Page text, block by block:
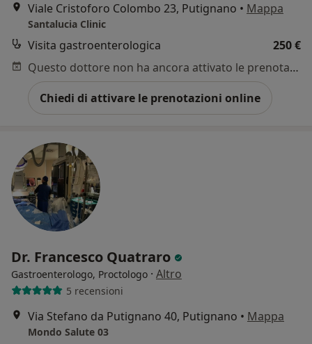
Viale Cristoforo Colombo 23, Putignano • Mappa
Santalucia Clinic
Visita gastroenterologica
250 €
Questo dottore non ha ancora attivato le prenotazioni online presso questo indirizzo.
Chiedi di attivare le prenotazioni online
Dr. Francesco Quatraro
Gastroenterologo, Proctologo · Altro
5 recensioni
Via Stefano da Putignano 40, Putignano • Mappa
Mondo Salute 03